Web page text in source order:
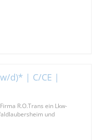
d)* | C/CE |
R.O.Trans ein Lkw-
und